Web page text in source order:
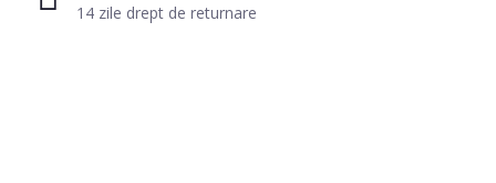
14 zile drept de returnare